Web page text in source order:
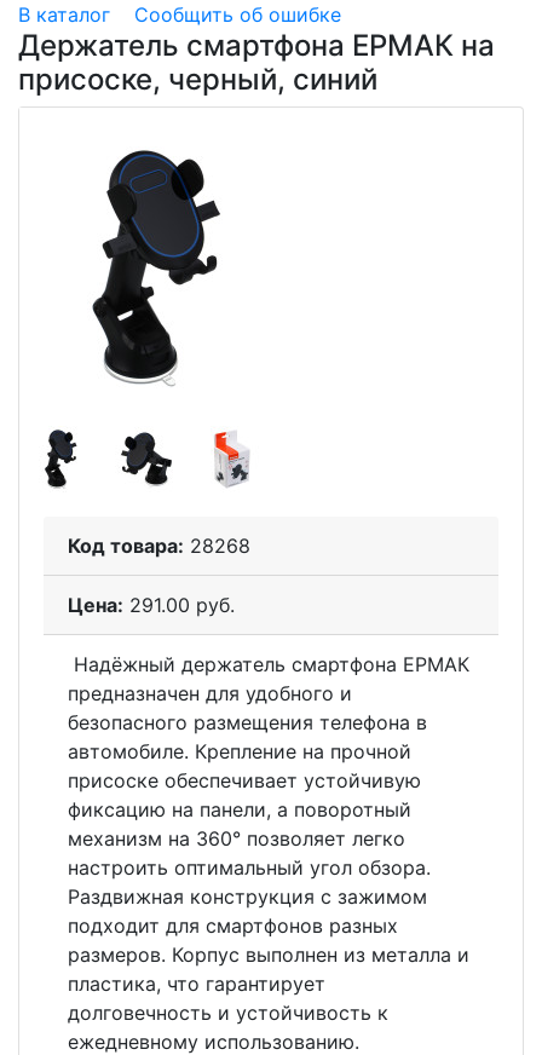
В каталог Сообщить об ошибке
Держатель смартфона ЕРМАК на
присоске, черный, синий
Код товара: 28268
Цена: 291.00 руб.
Надёжный держатель смартфона ЕРМАК
предназначен для удобного и
безопасного размещения телефона в
автомобиле. Крепление на прочной
присоске обеспечивает устойчивую
фиксацию на панели, а поворотный
механизм на 360° позволяет легко
настроить оптимальный угол обзора.
Раздвижная конструкция с зажимом
подходит для смартфонов разных
размеров. Корпус выполнен из металла и
пластика, что гарантирует
долговечность и устойчивость к
ежедневному использованию.